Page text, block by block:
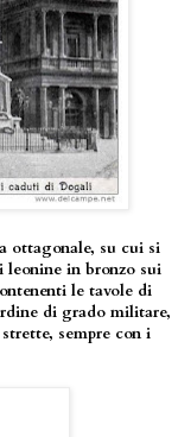
ottagonale, su cui si
leonine in bronzo sui
le tavole di
di grado militare,
sempre con i